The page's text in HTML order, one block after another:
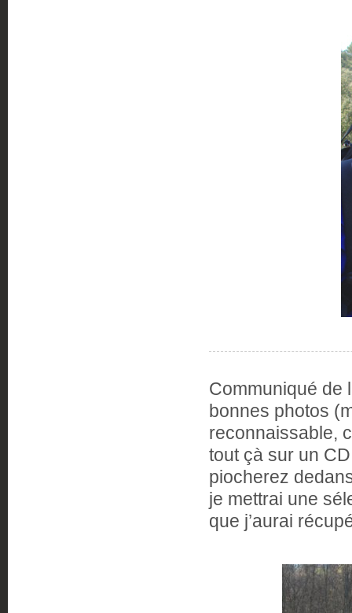
Communiqué de
bonnes photos
reconnaissable,
tout çà sur un
piocherez
je mettrai une
que j’aurai